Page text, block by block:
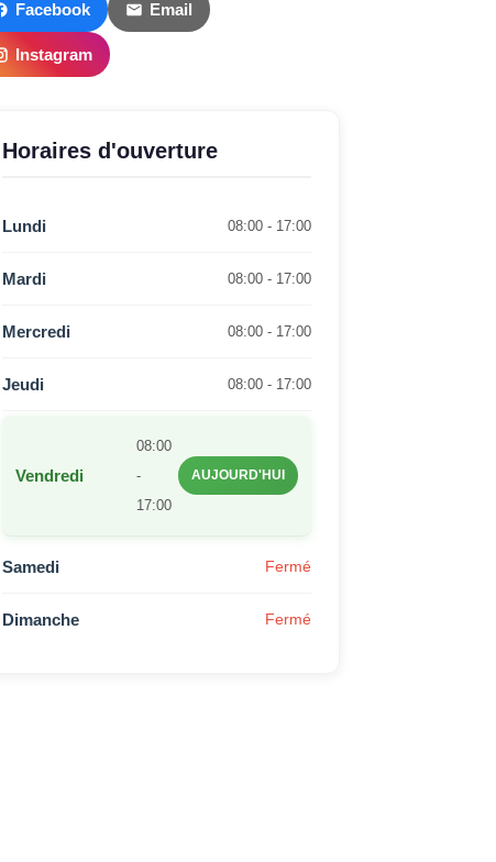
Facebook Email
Instagram
Horaires d'ouverture
Lundi 08:00 - 17:00
Mardi 08:00 - 17:00
Mercredi 08:00 - 17:00
Jeudi 08:00 - 17:00
Vendredi
08:00
-
17:00
AUJOURD'HUI
Samedi Fermé
Dimanche Fermé